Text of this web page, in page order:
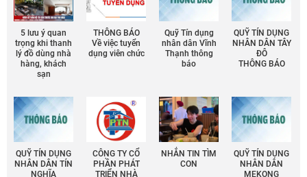
5 lưu ý quan
trọng khi thanh
lý đồ dùng nhà
hàng, khách
sạn
THÔNG BÁO
Về việc tuyển
dụng viên chức
Quỹ Tín dụng
nhân dân Vĩnh
Thạnh thông
báo
QUỸ TÍN DỤNG
NHÂN DÂN TÂY
ĐÔ
THÔNG BÁO
QUỸ TÍN DỤNG
NHÂN DÂN TÍN
NGHĨA
CÔNG TY CỔ
PHẦN PHÁT
TRIỂN NHÀ
NHẮN TIN TÌM
CON
QUỸ TÍN DỤNG
NHÂN DÂN
MEKONG